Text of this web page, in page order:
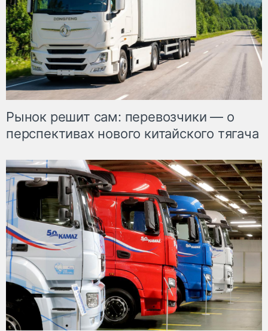
Рынок решит сам: перевозчики — о
перспективах нового китайского тягача